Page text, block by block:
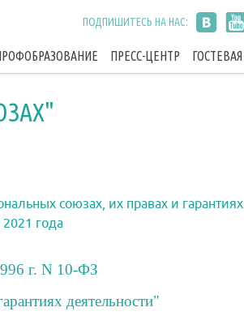
ПОДПИШИТЕСЬ НА НАС:
ПРЕСС-ЦЕНТР ГОСТЕВАЯ
союзах, их правах и гарантиях
года
г. N 10-ФЗ
деятельности"